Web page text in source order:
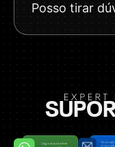
Posso tirar